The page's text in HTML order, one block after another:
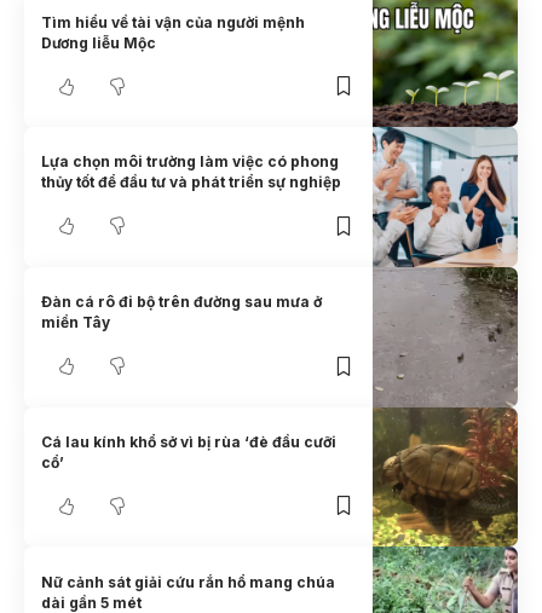
Tìm hiểu về tài vận của người mệnh
Dương liễu Mộc
Lựa chọn môi trường làm việc có phong
thủy tốt để đầu tư và phát triển sự nghiệp
Đàn cá rô đi bộ trên đường sau mưa ở
miền Tây
Cá lau kính khổ sở vì bị rùa ‘đè đầu cưỡi
cổ’
Nữ cảnh sát giải cứu rắn hổ mang chúa
dài gần 5 mét